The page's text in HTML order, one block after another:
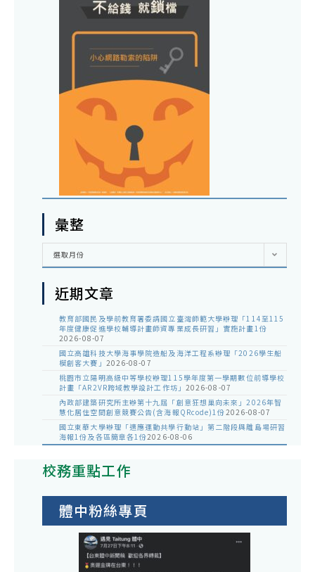
彙整
彙
選取月份
近期文章
教育部國民及學前教育署委請國立臺灣師範大學辦理「114至115
年度健康促進學校輔導計畫師資專業成長研習」實施計畫1份
2026-08-07
國立高雄科技大學海事學院造船及海洋工程系辦理「2026學生船
模創客大賽」 2026-08-07
桃園市立陽明高級中等學校辦理115學年度第一學期數位前導學校
計畫「AR2VR跨域教學設計工作坊」 2026-08-07
內政部建築研究所主辦第十九屆「創意狂想巢向未來」2026年智
慧化居住空間創意競賽公告(含海報QRcode)1份2026-08-07
國立東華大學辦理「適應運動共學行動站」第二階段與離島場研習
海報1份及各區簡章各1份2026-08-06
校務重點工作
體中粉絲專頁